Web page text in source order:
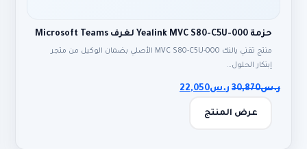
حزمة Yealink MVC S80-C5U-000 لغرف Microsoft Teams
منتج تقني يالنك MVC S80-C5U-000 الأصلي بضمان الوكيل من متجر
إبتكار الحلول…
ر.س30,870 ر.س22,050
عرض المنتج